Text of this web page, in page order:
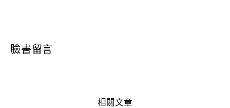
臉書留言
相關文章